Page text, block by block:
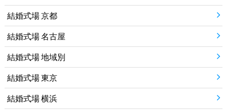
結婚式場 京都
結婚式場 名古屋
結婚式場 地域別
結婚式場 東京
結婚式場 横浜